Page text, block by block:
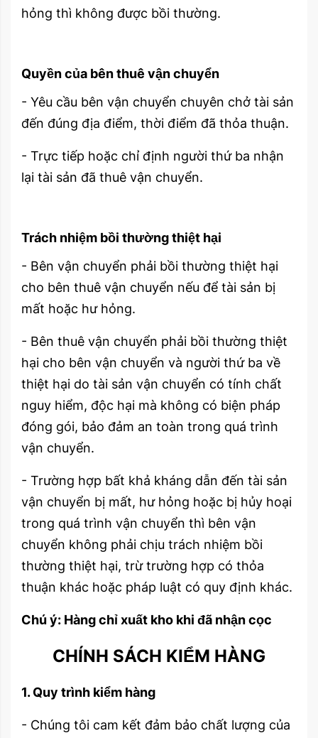
hỏng thì không được bồi thường.
Quyền của bên thuê vận chuyển
- Yêu cầu bên vận chuyển chuyên chở tài sản
đến đúng địa điểm, thời điểm đã thỏa thuận.
- Trực tiếp hoặc chỉ định người thứ ba nhận
lại tài sản đã thuê vận chuyển.
Trách nhiệm bồi thường thiệt hại
- Bên vận chuyển phải bồi thường thiệt hại
cho bên thuê vận chuyển nếu để tài sản bị
mất hoặc hư hỏng.
- Bên thuê vận chuyển phải bồi thường thiệt
hại cho bên vận chuyển và người thứ ba về
thiệt hại do tài sản vận chuyển có tính chất
nguy hiểm, độc hại mà không có biện pháp
đóng gói, bảo đảm an toàn trong quá trình
vận chuyển.
- Trường hợp bất khả kháng dẫn đến tài sản
vận chuyển bị mất, hư hỏng hoặc bị hủy hoại
trong quá trình vận chuyển thì bên vận
chuyển không phải chịu trách nhiệm bồi
thường thiệt hại, trừ trường hợp có thỏa
thuận khác hoặc pháp luật có quy định khác.
Chú ý: Hàng chỉ xuất kho khi đã nhận cọc
CHÍNH SÁCH KIỂM HÀNG
1. Quy trình kiểm hàng
- Chúng tôi cam kết đảm bảo chất lượng của